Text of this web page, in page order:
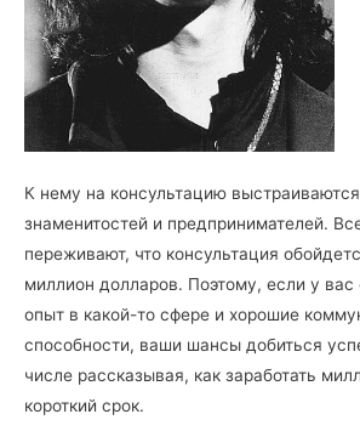
К нему на консультацию
знаменитостей и предпринимателей.
переживают, что консультация
миллион долларов. Поэтому, если у вас
опыт в какой-то сфере и хорошие
способности, ваши шансы добиться
числе рассказывая, как заработать
короткий срок.